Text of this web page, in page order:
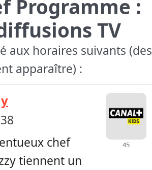
Programme :
TV
aux horaires suivants (des
apparaître) :
— Shane the Chef
chef
tiennent un
45